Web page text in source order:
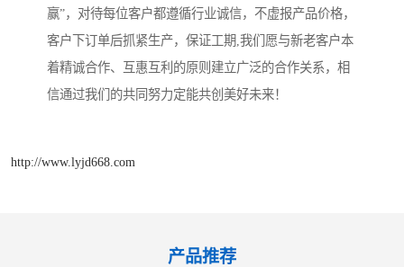
赢”，对待每位客户都遵循行业诚信，不虚报产品价格，
客户下订单后抓紧生产，保证工期,我们愿与新老客户本
着精诚合作、互惠互利的原则建立广泛的合作关系，相
信通过我们的共同努力定能共创美好未来！
http://www.lyjd668.com
产品推荐